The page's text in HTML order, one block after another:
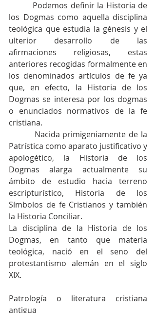
los Dogmas como aquella disciplina
teológica que estudia la génesis y el
ulterior desarrollo de las
afirmaciones religiosas, estas
anteriores recogidas formalmente en
los denominados artículos de fe ya
que, en efecto, la Historia de los
Dogmas se interesa por los dogmas
o enunciados normativos de la fe
cristiana.
Patrística como aparato justificativo y
apologético, la Historia de los
Dogmas alarga actualmente su
ámbito de estudio hacia terreno
escripturístico, Historia de los
Símbolos de fe Cristianos y también
la Historia Conciliar.
La disciplina de la Historia de los
Dogmas, en tanto que materia
teológica, nació en el seno del
protestantismo alemán en el siglo
XIX.
Patrología o literatura cristiana
antigua